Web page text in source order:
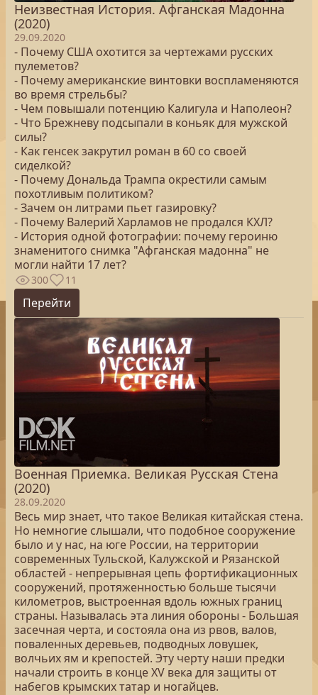
Неизвестная История. Афганская Мадонна
(2020)
29.09.2020
- Почему США охотится за чертежами русских
пулеметов?
- Почему американские винтовки воспламеняются
во время стрельбы?
- Чем повышали потенцию Калигула и Наполеон?
- Что Брежневу подсыпали в коньяк для мужской
силы?
- Как генсек закрутил роман в 60 со своей
сиделкой?
- Почему Дональда Трампа окрестили самым
похотливым политиком?
- Зачем он литрами пьет газировку?
- Почему Валерий Харламов не продался КХЛ?
- История одной фотографии: почему героиню
знаменитого снимка "Афганская мадонна" не
могли найти 17 лет?
300 11
Перейти
Военная Приемка. Великая Русская Стена
(2020)
28.09.2020
Весь мир знает, что такое Великая китайская стена.
Но немногие слышали, что подобное сооружение
было и у нас, на юге России, на территории
современных Тульской, Калужской и Рязанской
областей - непрерывная цепь фортификационных
сооружений, протяженностью больше тысячи
километров, выстроенная вдоль южных границ
страны. Называлась эта линия обороны - Большая
засечная черта, и состояла она из рвов, валов,
поваленных деревьев, подводных ловушек,
волчьих ям и крепостей. Эту черту наши предки
начали строить в конце XV века для защиты от
набегов крымских татар и ногайцев.